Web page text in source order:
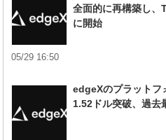
全面的に再構築し
に開始
05/29 16:50
edgeXのプラットフ
1.52ドル突破、過去